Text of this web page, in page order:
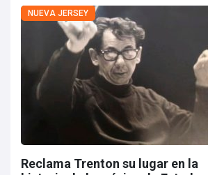
NUEVA JERSEY
Reclama Trenton su lugar en la